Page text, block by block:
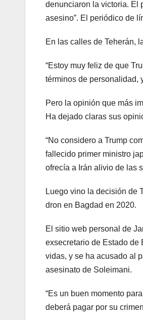
denunciaron la victoria. El
asesino”. El periódico de
En las calles de Teherán,
“Estoy muy feliz de que
términos de personalidad,
Pero la opinión que más
Ha dejado claras sus
“No considero a Trump
fallecido primer ministro
ofrecía a Irán alivio de las
Luego vino la decisión de
dron en Bagdad en 2020.
El sitio web personal de
exsecretario de Estado de
vidas, y se ha acusado al
asesinato de Soleimani.
“Es un buen momento
deberá pagar por su